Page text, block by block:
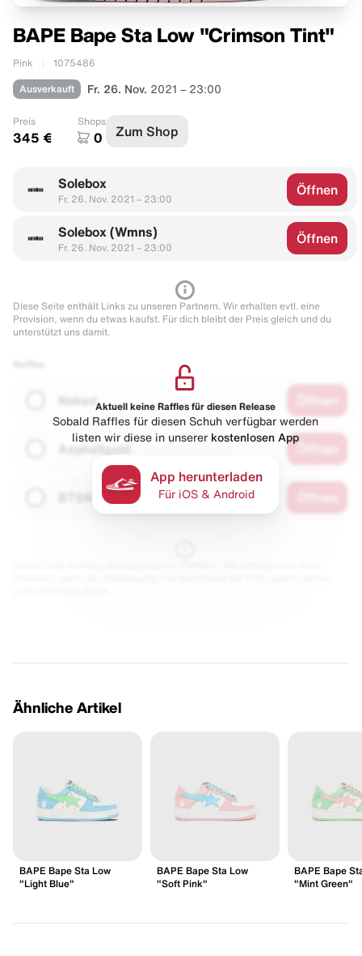
BAPE Bape Sta Low "Crimson Tint"
Pink 1075486
Ausverkauft Fr. 26. Nov. 2021 – 23:00
Preis
345 €
Shops
0 Zum Shop
Solebox
Fr. 26. Nov. 2021 – 23:00
Öffnen
Solebox (Wmns)
Fr. 26. Nov. 2021 – 23:00
Öffnen
Diese Seite enthält Links zu unseren Partnern. Wir erhalten evtl. eine
Provision, wenn du etwas kaufst. Für dich bleibt der Preis gleich und du
unterstützt uns damit.
Naked
Asphaltgold
Aktuell keine Raffles für diesen Release
Sobald Raffles für diesen Schuh verfügbar werden
listen wir diese in unserer kostenlosen App
App herunterladen
Für iOS & Android
Ähnliche Artikel
BAPE Bape Sta Low
"Light Blue"
BAPE Bape Sta Low
"Soft Pink"
BAPE Bape
"Mint Green"